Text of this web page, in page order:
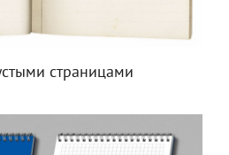
страницами